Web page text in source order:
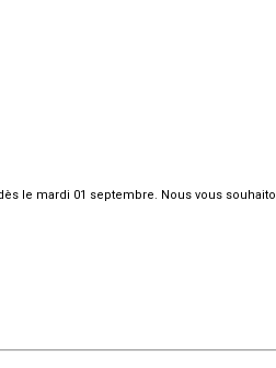
le mardi 01 septembre. Nous vous